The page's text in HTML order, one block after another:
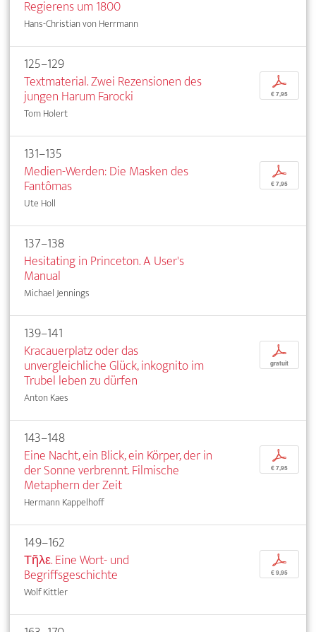
Regierens um 1800
Hans-Christian von Herrmann
125–129
Textmaterial. Zwei Rezensionen des
jungen Harum Farocki
Tom Holert
p
€ 7,95
131–135
Medien-Werden: Die Masken des
Fantômas
Ute Holl
p
€ 7,95
137–138
Hesitating in Princeton. A User's
Manual
Michael Jennings
139–141
Kracauerplatz oder das
unvergleichliche Glück, inkognito im
Trubel leben zu dürfen
Anton Kaes
p
gratuit
143–148
Eine Nacht, ein Blick, ein Körper, der in
der Sonne verbrennt. Filmische
Metaphern der Zeit
Hermann Kappelhoff
p
€ 7,95
149–162
Τῆλε. Eine Wort- und
Begriffsgeschichte
Wolf Kittler
p
€ 9,95